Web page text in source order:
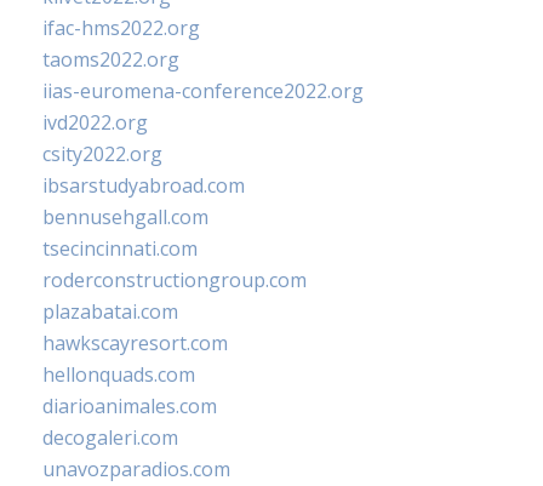
ifac-hms2022.org
taoms2022.org
iias-euromena-conference2022.org
ivd2022.org
csity2022.org
ibsarstudyabroad.com
bennusehgall.com
tsecincinnati.com
roderconstructiongroup.com
plazabatai.com
hawkscayresort.com
hellonquads.com
diarioanimales.com
decogaleri.com
unavozparadios.com